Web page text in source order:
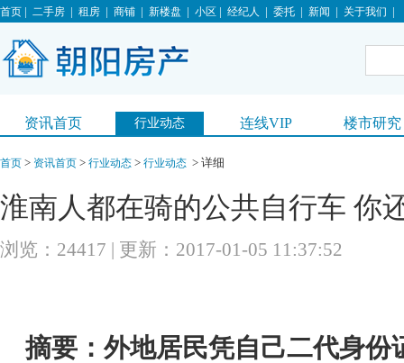
首页 | 二手房 | 租房 | 商铺 | 新楼盘 | 小区 | 经纪人 | 委托 | 新闻 | 关于我们 |
资讯首页 行业动态 连线VIP 楼市研究
首页 > 资讯首页 > 行业动态 > 行业动态 > 详细
淮南人都在骑的公共自行车 你
浏览：24417 | 更新：2017-01-05 11:37:52
摘要：外地居民凭自己二代身份